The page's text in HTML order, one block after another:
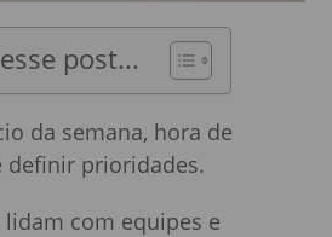
post...
da semana, hora de
definir prioridades.
lidam com equipes e